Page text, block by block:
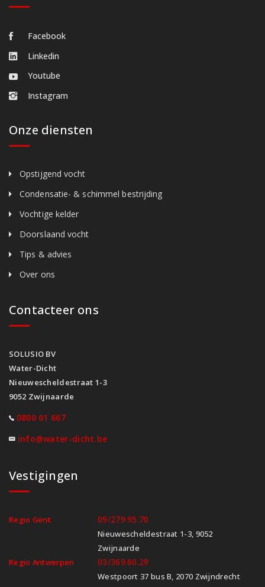
Facebook
Linkedin
Youtube
Instagram
Onze diensten
Opstijgend vocht
Condensatie- & schimmel bestrijding
Vochtige kelder
Doorslaand vocht
Tips & advies
Over ons
Contacteer ons
SOLUSIO BV
Water-Dicht
Nieuwescheldestraat 1-3
9052 Zwijnaarde
0800 61 667
info@water-dicht.be
Vestigingen
Regio Gent 09/279.95.70
Nieuwescheldestraat 1-3, 9052
Zwijnaarde
Regio Antwerpen
03/369.60.29
Westpoort 37 bus B, 2070 Zwijndrecht